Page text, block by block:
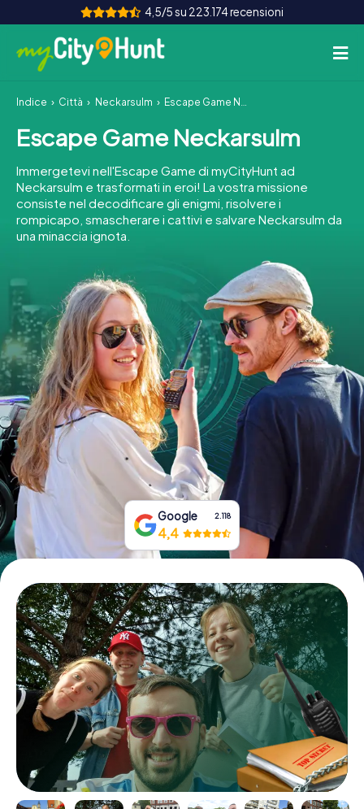
4,5/5 su 223.174 recensioni
Come funziona
Città
Tour
Team Building
INT AT CH
DE
ES
FR UK
IE
IT
NL
Prenota Biglietti
Acquista i Voucher
Indice Città Neckarsulm Escape Game Neckarsulm
Escape Game Neckarsulm
Immergetevi nell'Escape Game di myCityHunt ad
Neckarsulm e trasformati in eroi! La vostra missione
consiste nel decodificare gli enigmi, risolvere i
rompicapo, smascherare i cattivi e salvare Neckarsulm da
una minaccia ignota.
Google 2.118
4,4